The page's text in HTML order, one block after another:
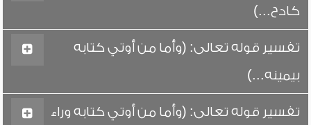
كادح...)
تفسير قوله تعالى: (وأما من أوتي كتابه
بيمينه...)
تفسير قوله تعالى: (وأما من أوتي كتابه وراء